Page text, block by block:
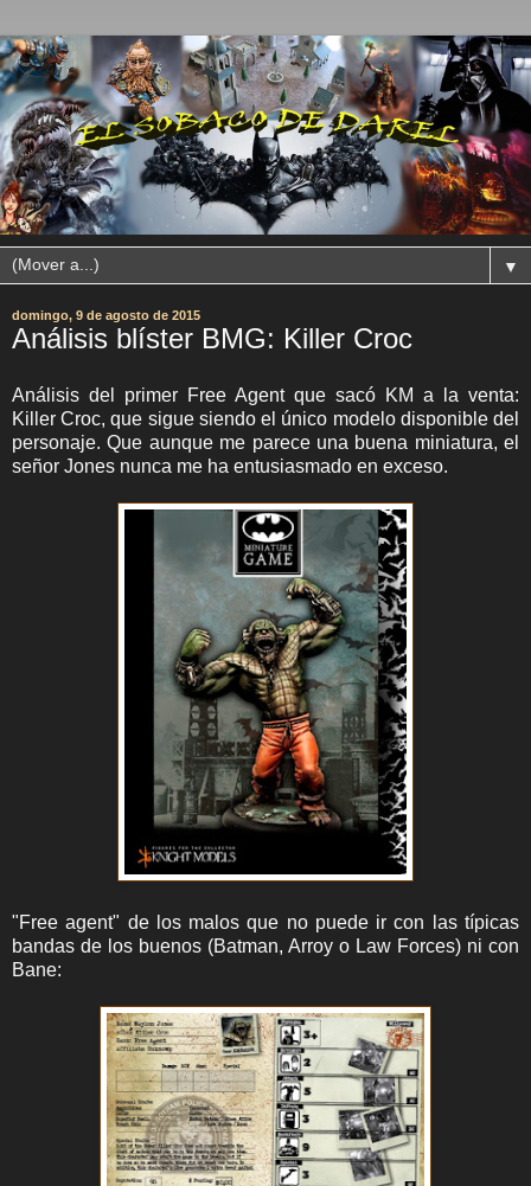
▼
domingo, 9 de agosto de 2015
Análisis blíster BMG: Killer Croc
Análisis del primer Free Agent que sacó KM a la venta:
Killer Croc, que sigue siendo el único modelo disponible del
personaje. Que aunque me parece una buena miniatura, el
señor Jones nunca me ha entusiasmado en exceso.
"Free agent" de los malos que no puede ir con las típicas
bandas de los buenos (Batman, Arroy o Law Forces) ni con
Bane: